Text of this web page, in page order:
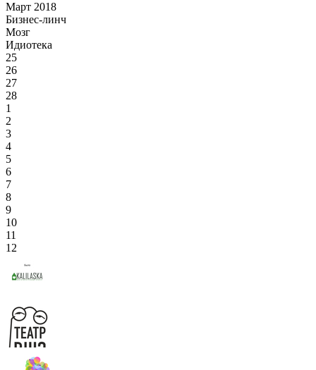
Март 2018
Бизнес-линч
Мозг
Идиотека
25
26
27
28
1
2
3
4
5
6
7
8
9
10
11
12